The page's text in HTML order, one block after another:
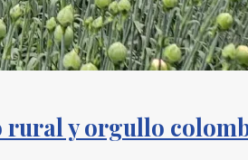
rural y orgullo